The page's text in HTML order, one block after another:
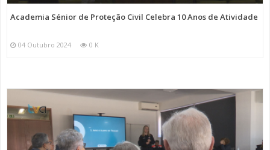
Academia Sénior de Proteção Civil Celebra 10 Anos de Atividade
04 Outubro 2024 0 K